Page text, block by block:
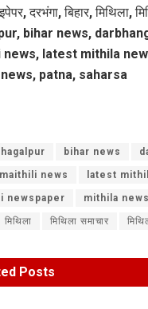
दरभंगा, बिहार, मिथिला,
bihar news,
latest mithila
patna, saharsa
bihar news
news latest
newspaper mithila news
मिथिला मिथिला समाचार
Posts